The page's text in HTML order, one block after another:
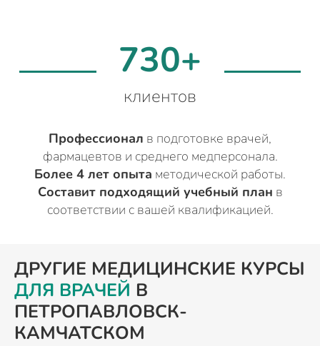
730+
клиентов
Профессионал в подготовке врачей,
фармацевтов и среднего медперсонала.
Более 4 лет опыта методической работы.
Составит подходящий учебный план в
соответствии с вашей квалификацией.
ДРУГИЕ МЕДИЦИНСКИЕ КУРСЫ
ДЛЯ ВРАЧЕЙ В
ПЕТРОПАВЛОВСК-
КАМЧАТСКОМ